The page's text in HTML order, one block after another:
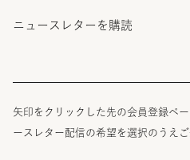
ニュースレターを購読
矢印をクリックした先の会員登録ペ
ースレター配信の希望を選択のうえご